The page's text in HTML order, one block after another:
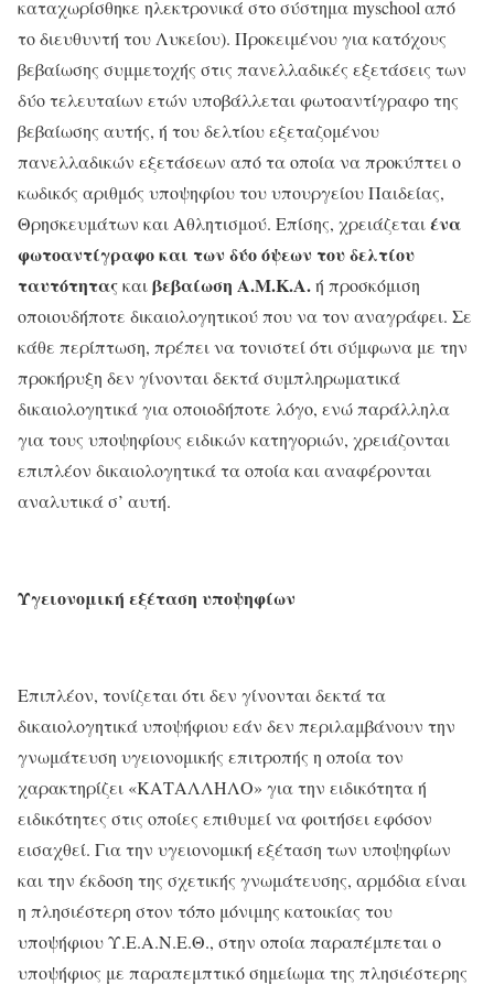
καταχωρίσθηκε ηλεκτρονικά στο σύστημα myschool από
το διευθυντή του Λυκείου). Προκειμένου για κατόχους
βεβαίωσης συμμετοχής στις πανελλαδικές εξετάσεις των
δύο τελευταίων ετών υποβάλλεται φωτοαντίγραφο της
βεβαίωσης αυτής, ή του δελτίου εξεταζομένου
πανελλαδικών εξετάσεων από τα οποία να προκύπτει ο
κωδικός αριθμός υποψηφίου του υπουργείου Παιδείας,
Θρησκευμάτων και Αθλητισμού. Επίσης, χρειάζεταιένα
φωτοαντίγραφο και των δύο όψεων του δελτίου
ταυτότηταςκαιβεβαίωση Α.Μ.Κ.Α.ή προσκόμιση
οποιουδήποτε δικαιολογητικού που να τον αναγράφει. Σε
κάθε περίπτωση, πρέπει να τονιστεί ότι σύμφωνα με την
προκήρυξη δεν γίνονται δεκτά συμπληρωματικά
δικαιολογητικά για οποιοδήποτε λόγο, ενώ παράλληλα
για τους υποψηφίους ειδικών κατηγοριών, χρειάζονται
επιπλέον δικαιολογητικά τα οποία και αναφέρονται
αναλυτικά σ’ αυτή.
Υγειονομική εξέταση υποψηφίων
Επιπλέον, τονίζεται ότι δεν γίνονται δεκτά τα
δικαιολογητικά υποψήφιου εάν δεν περιλαμβάνουν την
γνωμάτευση υγειονομικής επιτροπής η οποία τον
χαρακτηρίζει «ΚΑΤΑΛΛΗΛΟ» για την ειδικότητα ή
ειδικότητες στις οποίες επιθυμεί να φοιτήσει εφόσον
εισαχθεί. Για την υγειονομική εξέταση των υποψηφίων
και την έκδοση της σχετικής γνωμάτευσης, αρμόδια είναι
η πλησιέστερη στον τόπο μόνιμης κατοικίας του
υποψήφιου Υ.Ε.Α.Ν.Ε.Θ., στην οποία παραπέμπεται ο
υποψήφιος με παραπεμπτικό σημείωμα της πλησιέστερης